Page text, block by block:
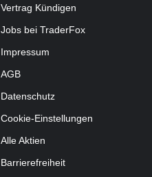
Vertrag Kündigen
Jobs bei TraderFox
Impressum
AGB
Datenschutz
Cookie-Einstellungen
Alle Aktien
Barrierefreiheit